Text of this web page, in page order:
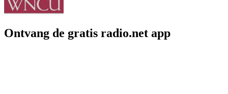
Ontvang de gratis radio.net app